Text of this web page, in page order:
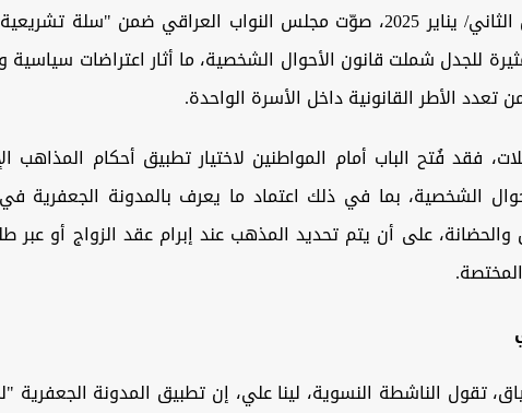
وفي 21 كانون الثاني/ يناير 2025، صوّت مجلس النواب العراقي ضمن "سلة
للجدل شملت قانون الأحوال الشخصية، ما أثار اعتراضات سياسية
الأطر القانونية داخل الأسرة الواحدة.
فقد فُتح الباب أمام المواطنين لاختيار تطبيق أحكام المذاهب
الشخصية، بما في ذلك اعتماد ما يعرف بالمدونة الجعفرية
والحضانة، على أن يتم تحديد المذهب عند إبرام عقد الزواج أو عبر
تقول الناشطة النسوية، لينا علي، إن تطبيق المدونة الجعفرية